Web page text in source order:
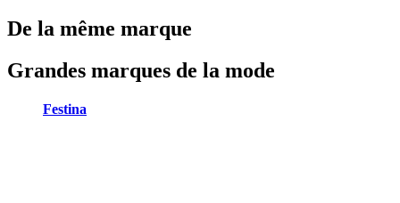
De la même marque
Grandes marques de la mode
Festina